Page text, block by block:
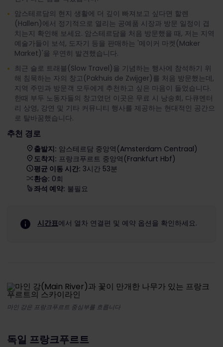
암스테르담의 현지 생활에 더 깊이 빠져보고 싶다면 할렌
(Hallen)에서 정기적으로 열리는 공예품 시장과 방문 일정이 겹
치는지 확인해 보세요. 암스테르담을 처음 방문했을 때, 저는 지역
예술가들이 보석, 도자기 등을 판매하는 '메이커 마켓(Maker
Market)'을 우연히 발견했습니다.
최근 슬로 트래블(Slow Travel)을 기념하는 행사에 참석하기 위
해 침묵하는 자의 창고(Pakhuis de Zwijger)를 처음 방문했는데,
지역 주민과 방문객 모두에게 추천하고 싶은 마음이 들었습니다.
한때 부두 노동자들의 창고였던 이곳은 무료 시 낭송회, 다큐멘터
리 상영, 강연 및 기타 커뮤니티 행사를 제공하는 현대적인 공간으
로 탈바꿈했습니다.
추천 경로
출발지: 암스테르담 중앙역(Amsterdam Centraal)
도착지: 프랑크푸르트 중앙역(Frankfurt Hbf)
평균 이동 시간: 3시간 53분
환승: 0회
좌석 예약: 불필요
시간표에서 열차 연결편 및 예약 옵션을 확인하세요.
마인 강은 프랑크푸르트 중심부를 흐릅니다
독일 프랑크푸르트